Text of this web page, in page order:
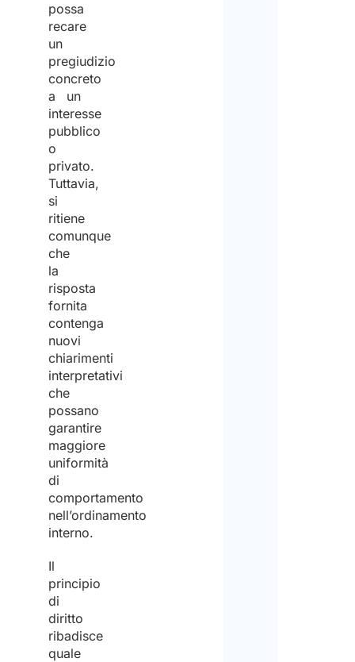
possa
recare
un
pregiudizio
concreto
a un
interesse
pubblico
o
privato.
Tuttavia,
si
ritiene
comunque
che
la
risposta
fornita
contenga
nuovi
chiarimenti
interpretativi
che
possano
garantire
maggiore
uniformità
di
comportamento
nell’ordinamento
interno.
Il
principio
di
diritto
ribadisce
quale